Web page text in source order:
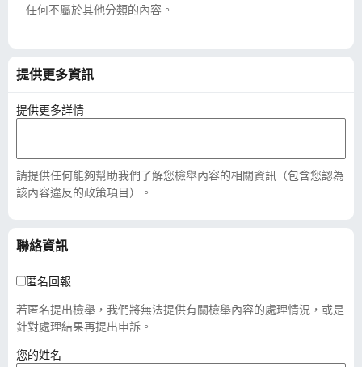
任何不屬於其他分類的內容。
提供更多資訊
提供更多詳情
請提供任何能夠幫助我們了解您檢舉內容的相關資訊（包含您認為
該內容違反的政策項目）。
聯絡資訊
匿名回報
若匿名提出檢舉，我們將無法提供有關檢舉內容的處理情況，或是
針對處理結果再提出申訴。
您的姓名